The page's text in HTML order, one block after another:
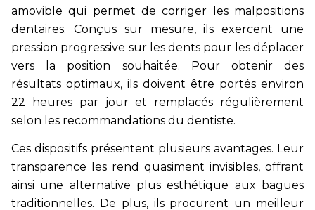
amovible qui permet de corriger les malpositions
dentaires. Conçus sur mesure, ils exercent une
pression progressive sur les dents pour les déplacer
vers la position souhaitée. Pour obtenir des
résultats optimaux, ils doivent être portés environ
22 heures par jour et remplacés régulièrement
selon les recommandations du dentiste.
Ces dispositifs présentent plusieurs avantages. Leur
transparence les rend quasiment invisibles, offrant
ainsi une alternative plus esthétique aux bagues
traditionnelles. De plus, ils procurent un meilleur